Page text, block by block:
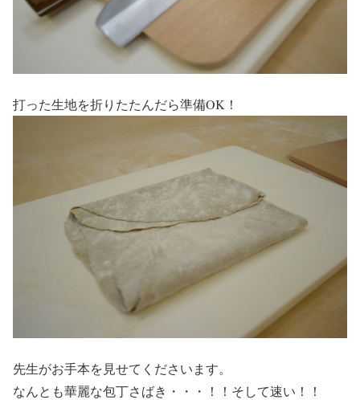
打った生地を折りたたんだら準備OK！
先生がお手本を見せてくださいます。
なんとも華麗な包丁さばき・・・！！そして速い！！